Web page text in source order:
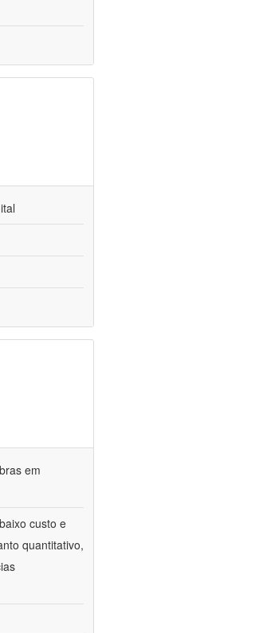
em
custo e
quantitativo,